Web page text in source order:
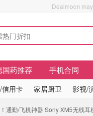
Dealmoon
国药推荐 手机合同
信用卡 家居厨卫 影视/
通勤/飞机神器 Sony XM5无线